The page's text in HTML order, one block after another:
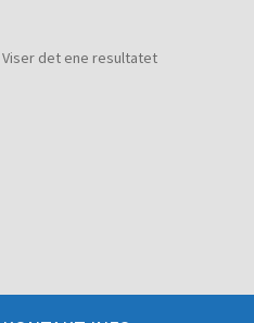
Viser det ene resultatet